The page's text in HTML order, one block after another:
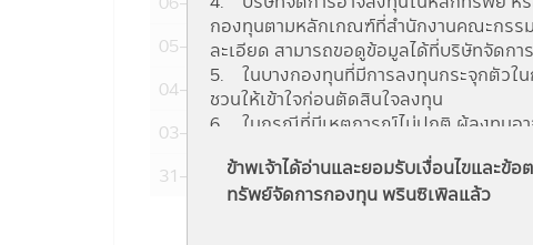
กองทุนตามหลักเกณฑ์ที่สำนักงานคณะกรร
ละเอียด สามารถขอดูข้อมูลได้ที่บริษัทจัดก
5. ในบางกองทุนที่มีการลงทุนกระจุกตัวใ
ชวนให้เข้าใจก่อนตัดสินใจลงทุน
6. ในกรณีที่มีเหตุการณ์ไม่ปกติ ผู้ลงทุนอาจ
7. ในกรณีที่กองทุนรวมไม่สามารถดำรงสิ
ลงทุนได้ตามที่มีคำสั่งไว้
ข้าพเจ้าได้อ่านและยอมรับเงื่อนไขและข้
ทรัพย์จัดการกองทุน พรินซิเพิลแล้ว
05-08-2026
10.7479
04-08-2026
10.8044
03-08-2026
10.7541
31-07-2026
10.7344